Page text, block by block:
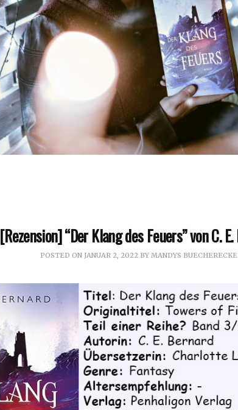
[Rezension] “Der Klang des Feuers” von C.
POSTED ON JANUAR 2, 2022 BY MANDYS BUECHERECKE